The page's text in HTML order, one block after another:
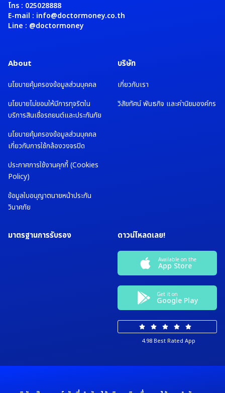
โทร : 025028888
E-mail : info@doctormoney.co.th
Line : @doctormoney
About
นโยบายคุ้มครองข้อมูลส่วนบุคคล
นโยบายไม่ยอมให้มีการทุจริตใน
บริการสินเชื่อรถยนต์และประกันภัย
นโยบายคุ้มครองข้อมูลส่วนบุคคล
เกี่ยวกับการใช้กล้องวงจรปิด
ประกาศการใช้งานคุกกี้ (Cookies
Policy)
ข้อมูลใบอนุญาตนายหน้าประกัน
วินาศภัย
บริษัท
เกี่ยวกับเรา
วิสัยทัศน์ พันธกิจ และค่านิยมองค์กร
มาตรฐานการรับรอง ดาวน์โหลดเลย!
Available on the
App Store
Get it on
Google Play
4.98 Best Rated App